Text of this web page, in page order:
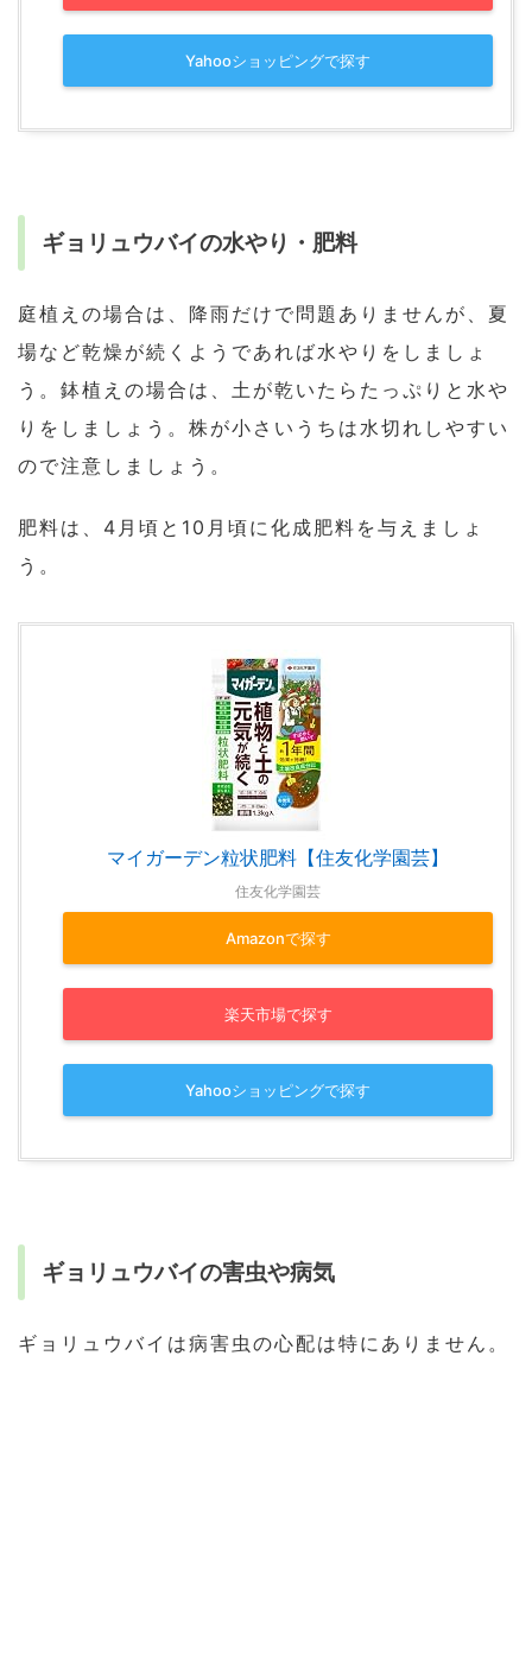
Yahooショッピングで探す
ギョリュウバイの水やり・肥料
庭植えの場合は、降雨だけで問題ありませんが、夏
場など乾燥が続くようであれば水やりをしましょ
う。鉢植えの場合は、土が乾いたらたっぷりと水や
りをしましょう。株が小さいうちは水切れしやすい
ので注意しましょう。
肥料は、4月頃と10月頃に化成肥料を与えましょ
う。
マイガーデン粒状肥料【住友化学園芸】
住友化学園芸
Amazonで探す
楽天市場で探す
Yahooショッピングで探す
ギョリュウバイの害虫や病気
ギョリュウバイは病害虫の心配は特にありません。